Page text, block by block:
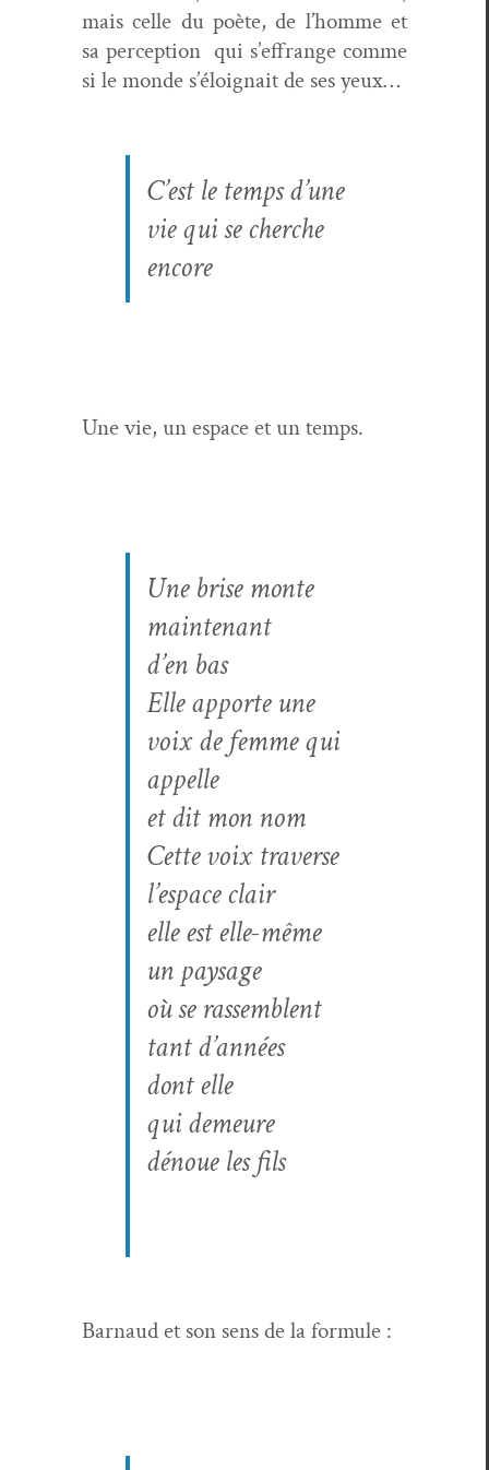
mais celle du poète, de l’homme et
sa per­cep­tion qui s’effrange comme
si le monde s’éloignait de ses yeux…
C’est le temps d’une
vie qui se cherche
encore
Une vie, un espace et un temps.
Une brise monte
main­tenant
d’en bas
Elle apporte une
voix de femme qui
appelle
et dit mon nom
Cette voix tra­verse
l’espace clair
elle est elle-même
un paysage
où se rassem­blent
tant d’années
dont elle
qui demeure
dénoue les fils
Bar­naud et son sens de la formule :